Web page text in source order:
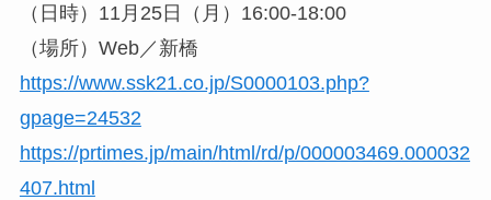
（日時）11月25日（月）16:00-18:00
（場所）Web／新橋
https://www.ssk21.co.jp/S0000103.php?
gpage=24532
https://prtimes.jp/main/html/rd/p/000003469.000032
407.html